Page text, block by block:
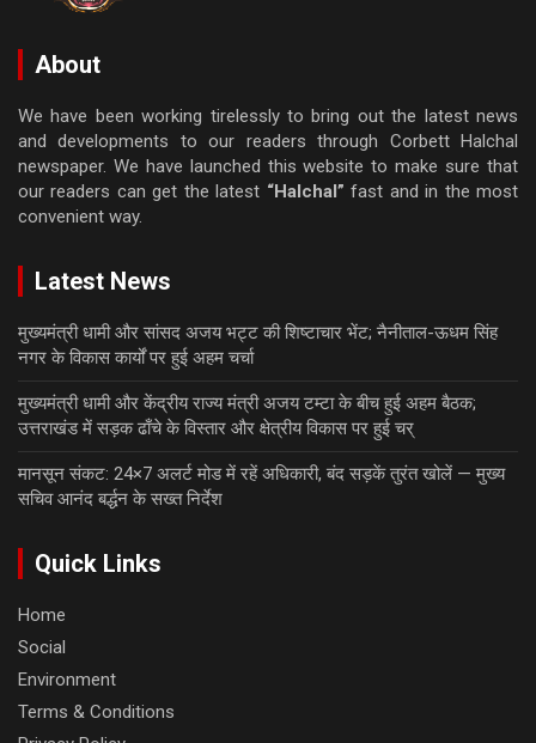
About
We have been working tirelessly to bring out the latest news
and developments to our readers through Corbett Halchal
newspaper. We have launched this website to make sure that
our readers can get the latest “Halchal” fast and in the most
convenient way.
Latest News
मुख्यमंत्री धामी और सांसद अजय भट्ट की शिष्टाचार भेंट; नैनीताल-ऊधम सिंह
नगर के विकास कार्यों पर हुई अहम चर्चा
मुख्यमंत्री धामी और केंद्रीय राज्य मंत्री अजय टम्टा के बीच हुई अहम बैठक;
उत्तराखंड में सड़क ढाँचे के विस्तार और क्षेत्रीय विकास पर हुई चर्
मानसून संकट: 24×7 अलर्ट मोड में रहें अधिकारी, बंद सड़कें तुरंत खोलें — मुख्य
सचिव आनंद बर्द्धन के सख्त निर्देश
Quick Links
Home
Social
Environment
Terms & Conditions